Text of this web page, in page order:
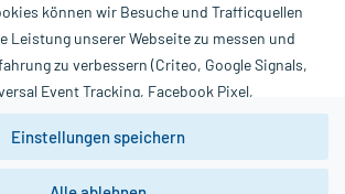
Sie bitte dazu die wichtigen Hinweise in
Für den Widerruf einer Bestellung
können wir Besuche und Trafficquellen
Leistung unserer Webseite zu messen und
zu verbessern (Criteo, Google Signals,
Event Tracking, Facebook Pixel,
Plugin).
darauf hin, dass die
Einstellungen speichern